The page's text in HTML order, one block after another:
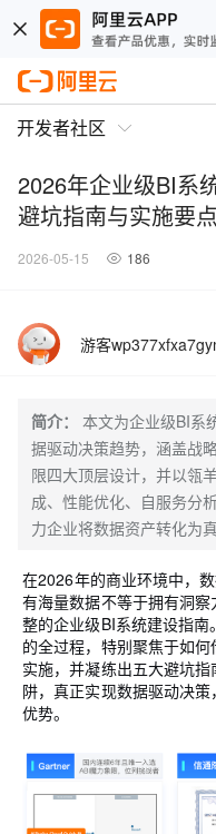
开发者社区
2026年企业级BI系
避坑指南与实施要点
2026-05-15 186
游客
简介：
本文为企业级BI系
据驱动决策趋势，涵盖战
限四大顶层设计，并以瓴
成、性能优化、自服务分
力企业将数据资产转化为
在2026年的商业环境中，
有海量数据不等于拥有洞
整的企业级BI系统建设指
的全过程，特别聚焦于如
实施，并凝练出五大避坑
阱，真正实现数据驱动决
优势。